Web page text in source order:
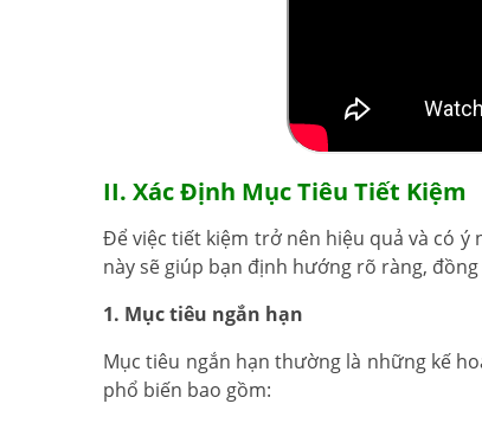
II. Xác Định Mục Tiêu Tiết Kiệm
Để việc tiết kiệm trở nên hiệu quả và có
này sẽ giúp bạn định hướng rõ ràng,
1. Mục tiêu ngắn hạn
Mục tiêu ngắn hạn thường là những kế
phổ biến bao gồm: